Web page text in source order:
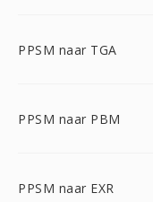
PPSM naar TGA
PPSM naar PBM
PPSM naar EXR